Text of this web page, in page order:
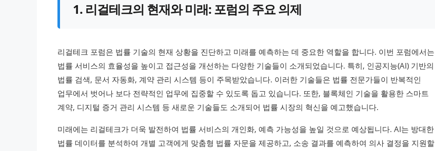
1. 리걸테크의 현재와 미래: 포럼의 주요 의제
리걸테크 포럼은 법률 기술의 현재 상황을 진단하고 미래를 예측하는 데 중요한 역할을 합니다. 이번 포럼에서는
법률 서비스의 효율성을 높이고 접근성을 개선하는 다양한 기술들이 소개되었습니다. 특히, 인공지능(AI) 기반의
법률 검색, 문서 자동화, 계약 관리 시스템 등이 주목받았습니다. 이러한 기술들은 법률 전문가들이 반복적인
업무에서 벗어나 보다 전략적인 업무에 집중할 수 있도록 돕고 있습니다. 또한, 블록체인 기술을 활용한 스마트
계약, 디지털 증거 관리 시스템 등 새로운 기술들도 소개되어 법률 시장의 혁신을 예고했습니다.
미래에는 리걸테크가 더욱 발전하여 법률 서비스의 개인화, 예측 가능성을 높일 것으로 예상됩니다. AI는 방대한
법률 데이터를 분석하여 개별 고객에게 맞춤형 법률 자문을 제공하고, 소송 결과를 예측하여 의사 결정을 지원할